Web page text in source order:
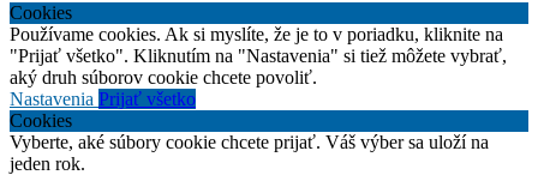
Cookies
Používame cookies. Ak si myslíte, že je to v poriadku, kliknite na
"Prijať všetko". Kliknutím na "Nastavenia" si tiež môžete vybrať,
aký druh súborov cookie chcete povoliť.
Nastavenia Prijať všetko
Cookies
Vyberte, aké súbory cookie chcete prijať. Váš výber sa uloží na
jeden rok.